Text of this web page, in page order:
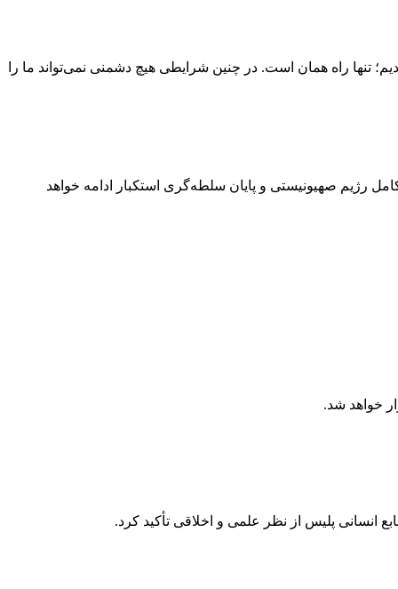
تنها راه همان است. در چنین شرایطی هیچ دشمنی نمی‌تواند ما را
رژیم صهیونیستی و پایان سلطه‌گری استکبار ادامه خواهد
انسانی پلیس از نظر علمی و اخلاقی تأکید کرد.